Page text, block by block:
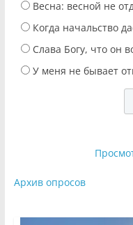
Весна: весной не
Когда начальство
Слава Богу, что он
У меня не бывает
Архив опросов